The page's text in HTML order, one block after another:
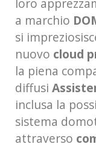
a marchio
si
nuovo cloud
la piena
diffusi
inclusa la
sistema
attraverso